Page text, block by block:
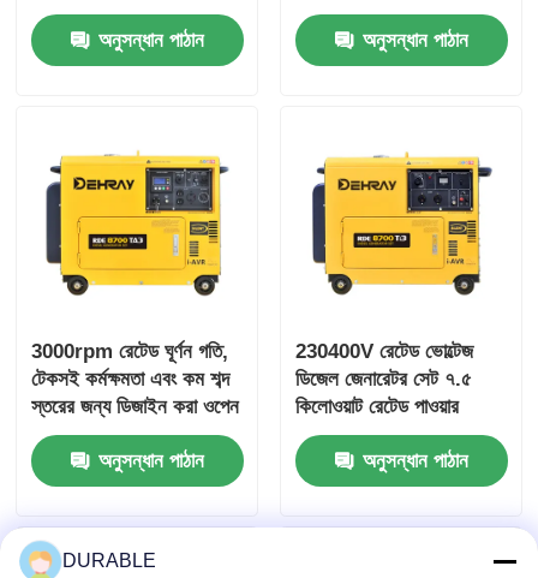
গতির সাথে
অনুসন্ধান পাঠান
ইঞ্জিন রেট করা পাওয়ার ডিজেল
জেনারেটর সেটঅনুসন্ধান পাঠান
3000rpm রেটেড ঘূর্ণন গতি,
টেকসই কর্মক্ষমতা এবং কম শব্দ
স্তরের জন্য ডিজাইন করা ওপেন
ফ্রেম মোটর, 7 মিটার দূরত্বে
72 DBAঅনুসন্ধান পাঠান
230400V রেটেড ভোল্টেজ
ডিজেল জেনারেটর সেট ৭.৫
কিলোওয়াট রেটেড পাওয়ার
১০.৮এ কারেন্ট বিভিন্ন শিল্পের
জন্য কমপ্যাক্ট পাওয়ার সোর্স
অনুসন্ধান পাঠান
DURABLE